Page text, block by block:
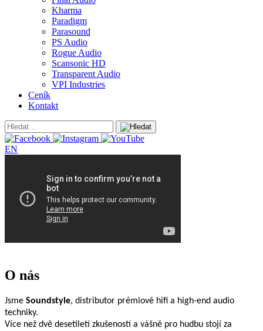
Kharma
Paradigm
Parasound
PS Audio
Rogue Audio
Scansonic HD
Transparent Audio
VPI Industries
Ceník
Kontakt
EN
O nás
Jsme Soundstyle, distributor prémiové hifi a high-end audio
techniky.
Více než dvě desetiletí zkušeností a vášně pro hudbu stojí za